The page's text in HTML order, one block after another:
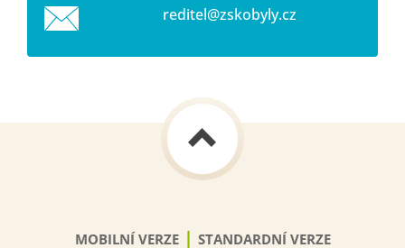
reditel@zskobyly.cz
MOBILNÍ VERZE | STANDARDNÍ VERZE